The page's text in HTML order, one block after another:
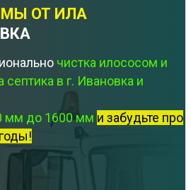
ОТ ИЛА
чистка илососом и
в г. Ивановка и
мм до 1600 мм и забудьте про